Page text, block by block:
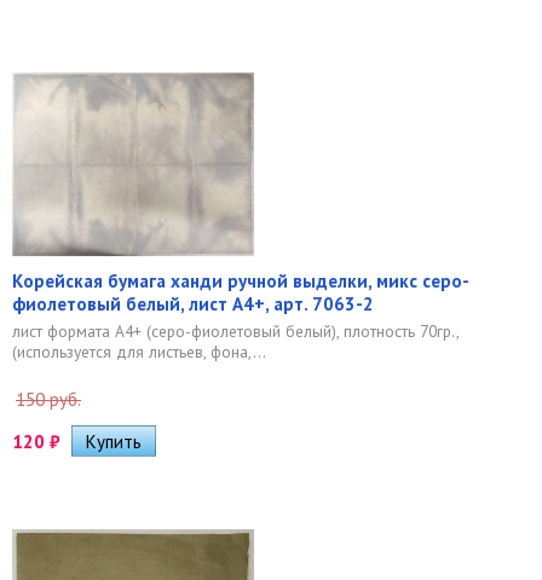
Корейская бумага ханди ручной выделки, микс серо-
фиолетовый белый, лист А4+, арт. 7063-2
лист формата А4+ (серо-фиолетовый белый), плотность 70гр.,
(используется для листьев, фона,...
150 руб.
120 ₽